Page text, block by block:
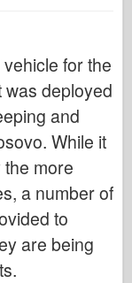
for the
deployed
and
While it
more
a number of
to
are being